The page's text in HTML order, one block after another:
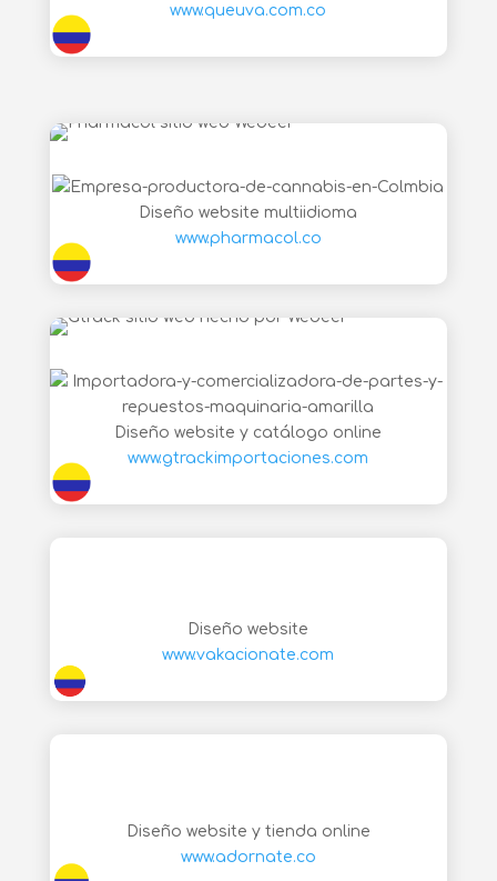
www.queuva.com.co
Diseño website multiidioma
www.pharmacol.co
Diseño website y catálogo online
www.gtrackimportaciones.com
Diseño website
www.vakacionate.com
Diseño website y tienda online
www.adornate.co